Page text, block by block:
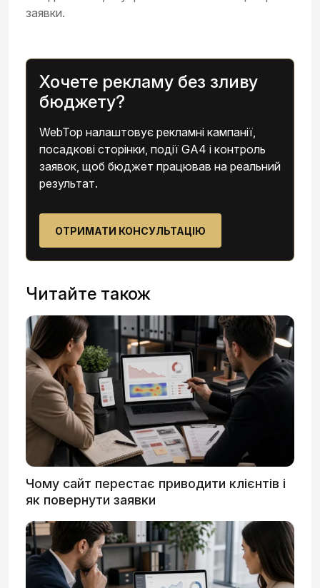
заявки.
Хочете рекламу без зливу
бюджету?
WebTop налаштовує рекламні кампанії,
посадкові сторінки, події GA4 і контроль
заявок, щоб бюджет працював на реальний
результат.
ОТРИМАТИ КОНСУЛЬТАЦІЮ
Читайте також
Чому сайт перестає приводити клієнтів і
як повернути заявки